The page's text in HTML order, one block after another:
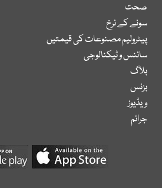
صحت
سونے کے نرخ
پیٹرولیم مصنوعات کی قیمتیں
سائنس و ٹیکنالوجی
بلاگ
بزنس
ویڈیوز
جرائم